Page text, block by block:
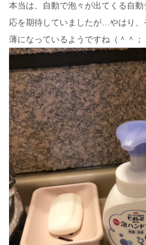
本当は、自動で泡々が出てくる自
応を期待していましたが…やはり、
薄になっているようですね（＾＾；